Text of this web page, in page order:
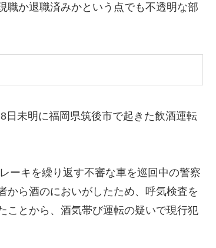
職か退職済みかという点でも不透明な部
未明に福岡県筑後市で起きた飲酒運転
ーキを繰り返す不審な車を巡回中の警察
から酒のにおいがしたため、呼気検査を
ことから、酒気帯び運転の疑いで現行犯